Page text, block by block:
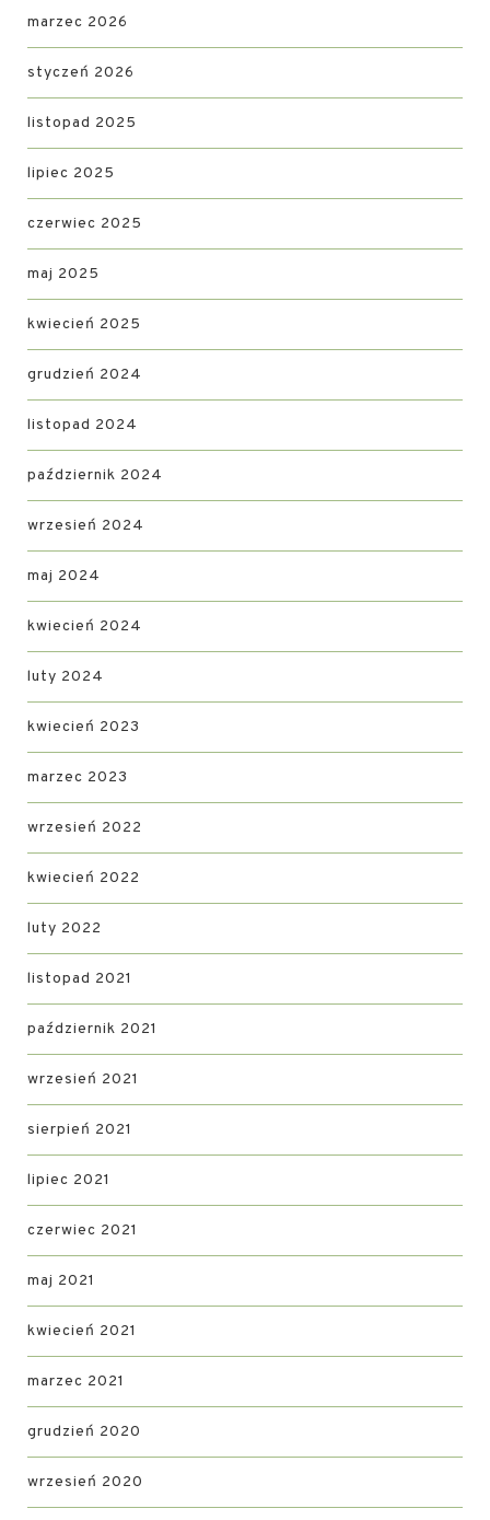
marzec 2026
styczeń 2026
listopad 2025
lipiec 2025
czerwiec 2025
maj 2025
kwiecień 2025
grudzień 2024
listopad 2024
październik 2024
wrzesień 2024
maj 2024
kwiecień 2024
luty 2024
kwiecień 2023
marzec 2023
wrzesień 2022
kwiecień 2022
luty 2022
listopad 2021
październik 2021
wrzesień 2021
sierpień 2021
lipiec 2021
czerwiec 2021
maj 2021
kwiecień 2021
marzec 2021
grudzień 2020
wrzesień 2020